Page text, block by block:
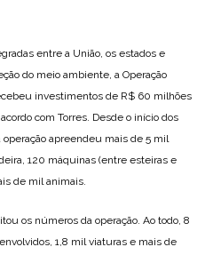
entre a União, os estados e
do meio ambiente, a Operação
investimentos de R$ 60 milhões
com Torres. Desde o início dos
operação apreendeu mais de 5 mil
120 máquinas (entre esteiras e
de mil animais.
os números da operação. Ao todo, 8
1,8 mil viaturas e mais de